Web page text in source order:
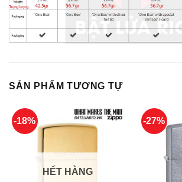
SẢN PHẨM TƯƠNG TỰ
-18%
HẾT HÀNG
-27%